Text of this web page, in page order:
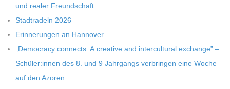
und rea­ler Freundschaft
Stadt­ra­deln 2026
Erin­ne­run­gen an Hannover
„Demo­cracy con­nects: A crea­tive and inter­cul­tu­ral exch­ange” –
Schüler:innen des 8. und 9 Jahr­gangs ver­brin­gen eine Woche
auf den Azoren